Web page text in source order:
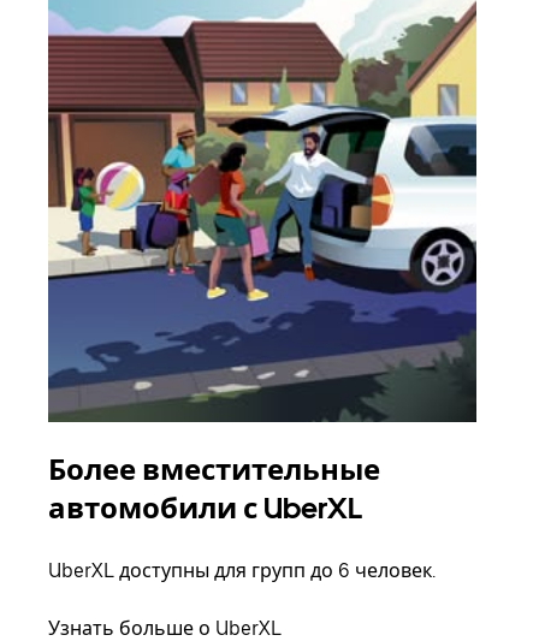
Более вместительные
автомобили с UberXL
UberXL доступны для групп до 6 человек.
Узнать больше о UberXL